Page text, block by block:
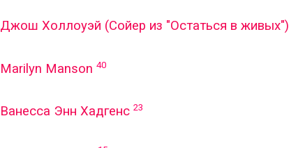
Джош Холлоуэй (Сойер из "Остаться в живых")
Marilyn Manson 40
Ванесса Энн Хадгенс 23